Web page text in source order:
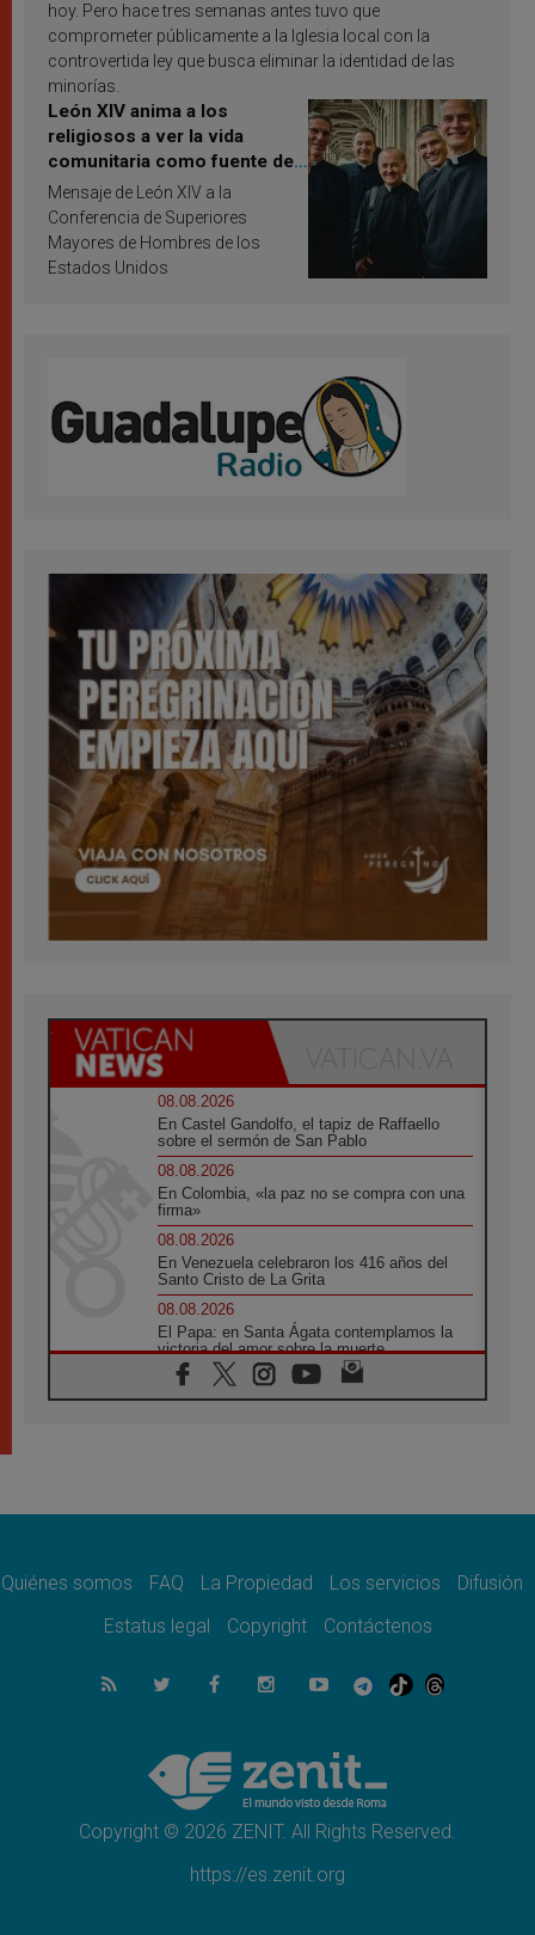
hoy. Pero hace tres semanas antes tuvo que
comprometer públicamente a la Iglesia local con la
controvertida ley que busca eliminar la identidad de las
minorías.
León XIV anima a los
religiosos a ver la vida
comunitaria como fuente de
inspiración y santificación
Mensaje de León XIV a la
Conferencia de Superiores
Mayores de Hombres de los
Estados Unidos
08.08.2026
En Castel Gandolfo, el tapiz de Raffaello
sobre el sermón de San Pablo
08.08.2026
En Colombia, «la paz no se compra con una
firma»
08.08.2026
En Venezuela celebraron los 416 años del
Santo Cristo de La Grita
08.08.2026
El Papa: en Santa Ágata contemplamos la
victoria del amor sobre la muerte
08.08.2026
León XIV visitará el Santuario de la Madre
07.08.2026
07.08.2026
el compromiso del cristiano"
La matanza de niños en Gaza no cesa: 300
muertos en 300 días
Tagle: La guerra desfigura el mundo, solo la
revelación de Dios lo transfigura
Quiénes somos FAQ La Propiedad Los servicios
Difusión
Estatus legal
Copyright Contáctenos
Copyright © 2026 ZENIT. All Rights Reserved.
https://es.zenit.org